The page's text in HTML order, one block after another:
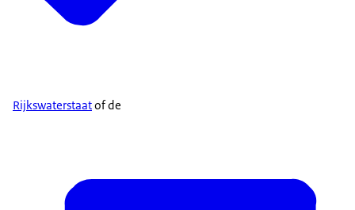
Rijkswaterstaatof de